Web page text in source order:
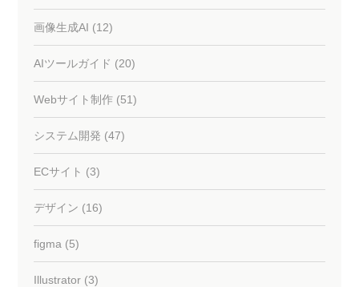
画像生成AI (12)
AIツールガイド (20)
Webサイト制作 (51)
システム開発 (47)
ECサイト (3)
デザイン (16)
figma (5)
Illustrator (3)